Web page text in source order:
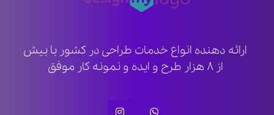
ارائه دهنده انواع خدمات طراحی در کشور با بیش
از ۸ هزار طرح و ایده و نمونه کار موفق